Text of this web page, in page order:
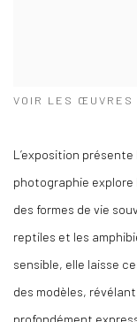
VOIR LES ŒUVRES
L’exposition
photographie
des formes de vie
reptiles et les
sensible, elle laisse
des modèles,
profondément